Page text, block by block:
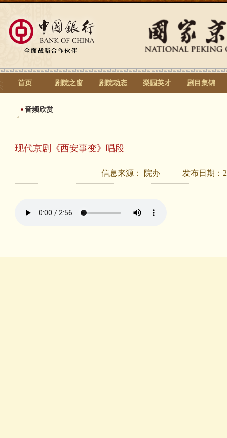
首页 剧院之窗 剧院动态 梨园英才 剧目集锦
音频欣赏
现代京剧《西安事变》唱段
信息来源： 院办 发布日期：